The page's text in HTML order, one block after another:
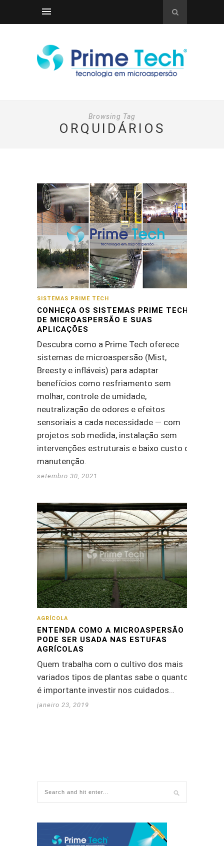
Browsing Tag
ORQUIDÁRIOS
SISTEMAS PRIME TECH
CONHEÇA OS SISTEMAS PRIME TECH
DE MICROASPERSÃO E SUAS
APLICAÇÕES
Descubra como a Prime Tech oferece
sistemas de microaspersão (Mist,
Breesty e infláveis) para adaptar
benefícios como resfriamento sem
molhar, controle de umidade,
neutralização de odores e efeitos
sensoriais a cada necessidade — com
projetos sob medida, instalação sem
intervenções estruturais e baixo custo de
manutenção.
setembro 30, 2021
AGRÍCOLA
ENTENDA COMO A MICROASPERSÃO
PODE SER USADA NAS ESTUFAS
AGRÍCOLAS
Quem trabalha com o cultivo dos mais
variados tipos de plantas sabe o quanto
é importante investir nos cuidados…
janeiro 23, 2019